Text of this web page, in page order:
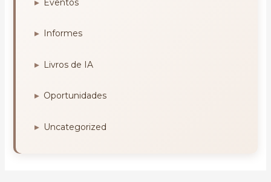
Eventos
Informes
Livros de IA
Oportunidades
Uncategorized